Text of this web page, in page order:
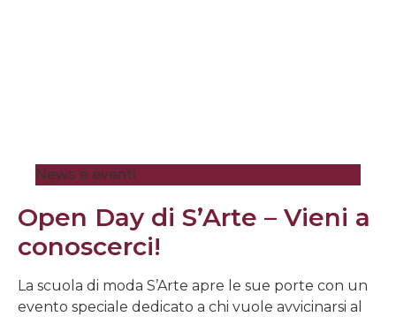
News e eventi
Open Day di S’Arte – Vieni a
conoscerci!
La scuola di moda S’Arte apre le sue porte con un
evento speciale dedicato a chi vuole avvicinarsi al